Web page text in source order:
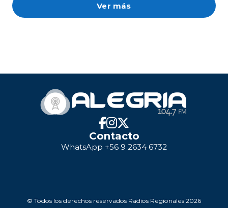
Ver más
Contacto
WhatsApp +56 9 2634 6732
© Todos los derechos reservados Radios Regionales 2026